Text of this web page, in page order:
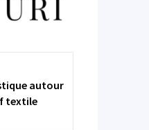
autour
textile